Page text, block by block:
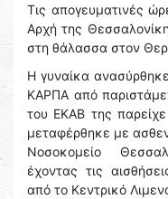
Τις απογευματινές
Αρχή της
στη θάλασσα στον
Η γυναίκα
ΚΑΡΠΑ από
του ΕΚΑΒ της
μεταφέρθηκε με
Νοσοκομείο
έχοντας τις
από το Κεντρικό